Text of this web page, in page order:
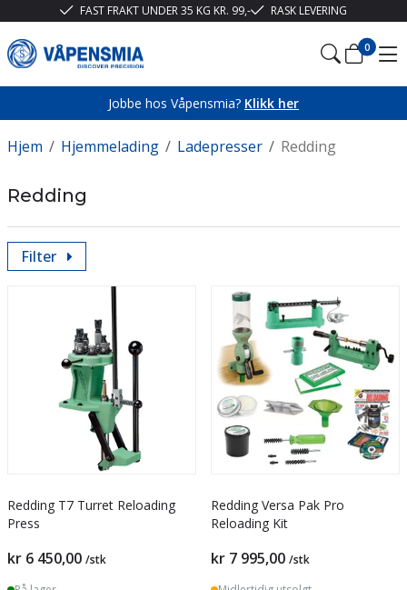
FAST FRAKT UNDER 35 KG KR. 99,- RASK LEVERING
0
Jobbe hos Våpensmia? Klikk her
/
Hjem /
Hjemmelading /
Ladepresser Redding
Redding
Filter
Redding T7 Turret Reloading
Press
kr 6 450,00 /stk
Redding Versa Pak Pro
Reloading Kit
kr 7 995,00 /stk